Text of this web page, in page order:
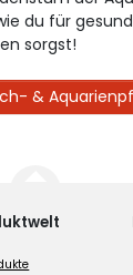
du für
sorgst!
&